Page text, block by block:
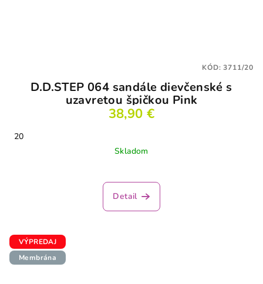
D.D.STEP 064 sandále dievčenské s
uzavretou špičkou Pink
38,90 €
20
Skladom
hodnotenie
produktu
Detail
KÓD:3711/20
VÝPREDAJ
Membrána